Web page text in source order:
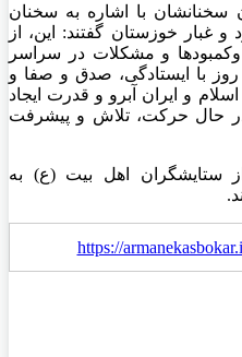
سخنانشان با اشاره به سخنان
و غبار خوزستان گفتند: این، از
وکمبودها و مشکلات در سراسر
روز با ایستادگی، صدق و صفا و
و ایران آبرو و قدرت ایجاد
حال حرکت، تلاش و پیشرفت
از ستایشگران اهل بیت (ع) به
https://